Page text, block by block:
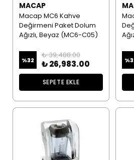
MACAP
Macap MC6 Kahve
Değirmeni Paket Dolum
Ağızlı, Beyaz (MC6-C05)
%32
₺ 39,488.00
₺ 26,983.00
SEPETE EKLE
%